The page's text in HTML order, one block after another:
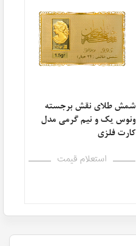
شمش طلای نقش برجسته
ونوس یک و نیم گرمی مدل
کارت فلزی
استعلام قیمت